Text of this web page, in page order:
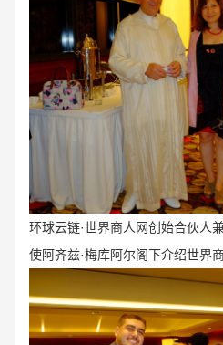
环球云链·世界商人网创始合伙人
使阿齐兹·梅库阿尔阁下介绍世界